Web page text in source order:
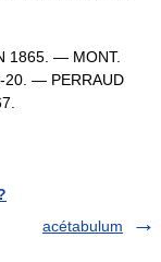
1865. — MONT.
— PERRAUD
acétabulum